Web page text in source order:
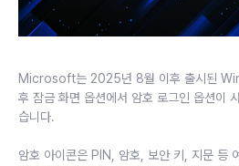
Microsoft는 2025년 8월 이후 출시된
후 잠금 화면 옵션에서 암호 로그인 옵션이
습니다.
암호 아이콘은 PIN, 암호, 보안 키, 지문 등